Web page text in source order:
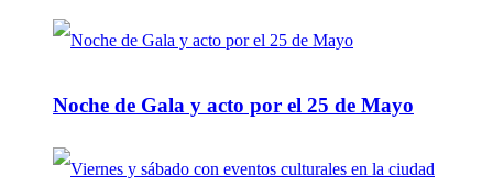
Noche de Gala y acto por el 25 de Mayo